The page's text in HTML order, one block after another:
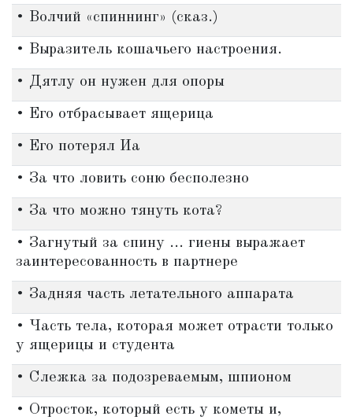
• Волчий «спиннинг» (сказ.)
• Выразитель кошачьего настроения.
• Дятлу он нужен для опоры
• Его отбрасывает ящерица
• Его потерял Иа
• За что ловить соню бесполезно
• За что можно тянуть кота?
• Загнутый за спину ... гиены выражает
заинтересованность в партнере
• Задняя часть летательного аппарата
• Часть тела, которая может отрасти только
у ящерицы и студента
• Слежка за подозреваемым, шпионом
• Отросток, который есть у кометы и,